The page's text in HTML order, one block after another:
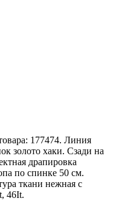
177474. Линия
золото хаки. Сзади на
драпировка
по спинке 50 см.
ткани нежная с
46It.